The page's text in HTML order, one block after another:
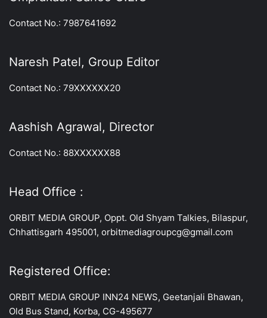
Contact No.: 7987641692
Naresh Patel, Group Editor
Contact No.: 79XXXXXX20
Aashish Agrawal, Director
Contact No.: 88XXXXXX88
Head Office :
ORBIT MEDIA GROUP, Oppt. Old Shyam Talkies, Bilaspur,
Chhattisgarh 495001, orbitmediagroupcg@gmail.com
Registered Office:
ORBIT MEDIA GROUP INN24 NEWS, Geetanjali Bhawan,
Old Bus Stand, Korba, CG-495677